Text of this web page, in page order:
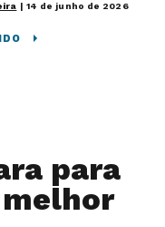
14 de junho de 2026
para